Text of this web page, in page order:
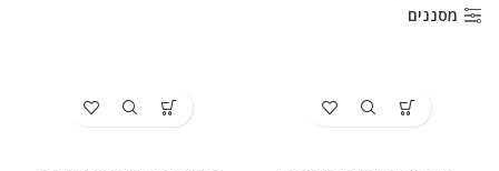
brightness_high ניגודיות בהירה
הוסף קו תחתון לקישורים
מסננים